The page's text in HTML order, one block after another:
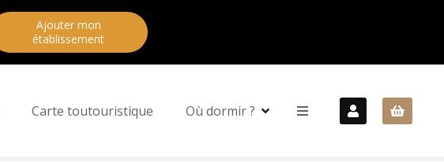
Ajouter mon
établissement
Carte toutouristique Où dormir ?